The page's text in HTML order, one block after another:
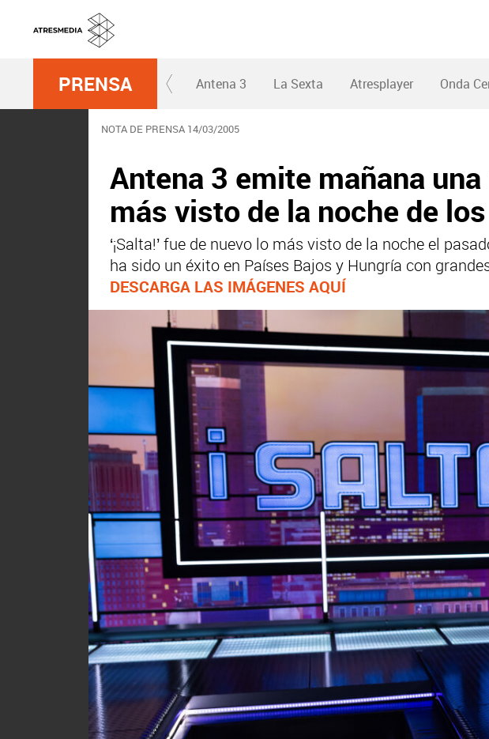
PRENSA Antena 3 La Sexta Atresplayer Onda
NOTA DE PRENSA 14/03/2005
Antena 3 emite mañana una
más visto de la noche de
‘¡Salta!’ fue de nuevo lo más visto de la noche el
ha sido un éxito en Países Bajos y Hungría con
DESCARGA LAS IMÁGENES AQUÍ